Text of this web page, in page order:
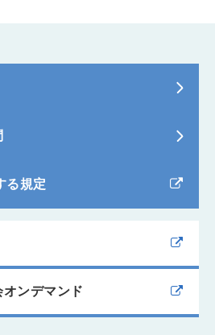
る規定
ンデマンド